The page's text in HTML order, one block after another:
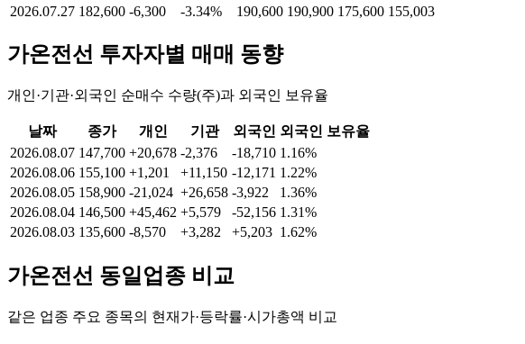
2026.07.27 182,600 -6,300 -3.34% 190,600 190,900 175,600 155,003
가온전선 투자자별 매매 동향
개인·기관·외국인 순매수 수량(주)과 외국인 보유율
날짜 종가 개인 기관 외국인 외국인 보유율
2026.08.07 147,700 +20,678 -2,376 -18,710 1.16%
2026.08.06 155,100 +1,201 +11,150 -12,171 1.22%
2026.08.05 158,900 -21,024 +26,658 -3,922
1.36%
2026.08.04 146,500 +45,462 +5,579 -52,156 1.31%
2026.08.03 135,600 -8,570 +3,282 +5,203 1.62%
가온전선 동일업종 비교
같은 업종 주요 종목의 현재가·등락률·시가총액 비교